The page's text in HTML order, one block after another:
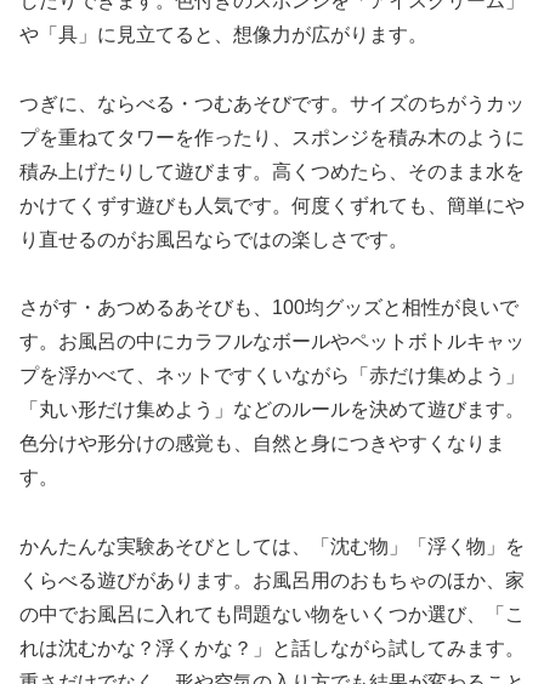
や「具」に見立てると、想像力が広がります。
つぎに、ならべる・つむあそびです。サイズのちがうカッ
プを重ねてタワーを作ったり、スポンジを積み木のように
積み上げたりして遊びます。高くつめたら、そのまま水を
かけてくずす遊びも人気です。何度くずれても、簡単にや
り直せるのがお風呂ならではの楽しさです。
さがす・あつめるあそびも、100均グッズと相性が良いで
す。お風呂の中にカラフルなボールやペットボトルキャッ
プを浮かべて、ネットですくいながら「赤だけ集めよう」
「丸い形だけ集めよう」などのルールを決めて遊びます。
色分けや形分けの感覚も、自然と身につきやすくなりま
す。
かんたんな実験あそびとしては、「沈む物」「浮く物」を
くらべる遊びがあります。お風呂用のおもちゃのほか、家
の中でお風呂に入れても問題ない物をいくつか選び、「こ
れは沈むかな？浮くかな？」と話しながら試してみます。